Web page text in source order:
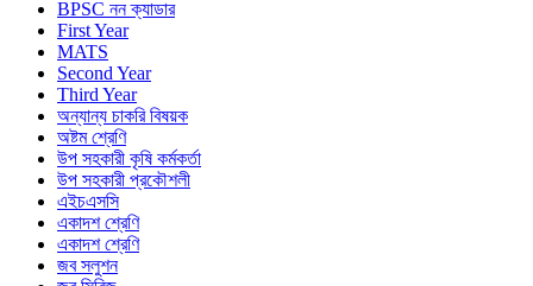
BPSC নন ক্যাডার
First Year
MATS
Second Year
Third Year
অন্যান্য চাকরি বিষয়ক
অষ্টম শ্রেণি
উপ সহকারী কৃষি কর্মকর্তা
উপ সহকারী প্রকৌশলী
এইচএসসি
একাদশ শ্রেণি
একাদশ শ্রেণি
জব সলুশন